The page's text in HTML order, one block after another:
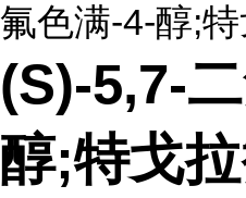
氟色满-4-醇;
(S)-5,7-
醇;特戈